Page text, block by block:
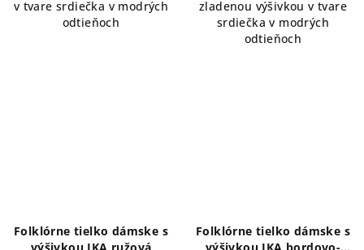
v tvare srdiečka v modrých
odtieňoch
zladenou výšivkou v tvare
srdiečka v modrých
odtieňoch
Folklórne tielko dámske s
výšivkou IKA ružová
Folklórne tielko dámske s
výšivkou IKA bordovo-